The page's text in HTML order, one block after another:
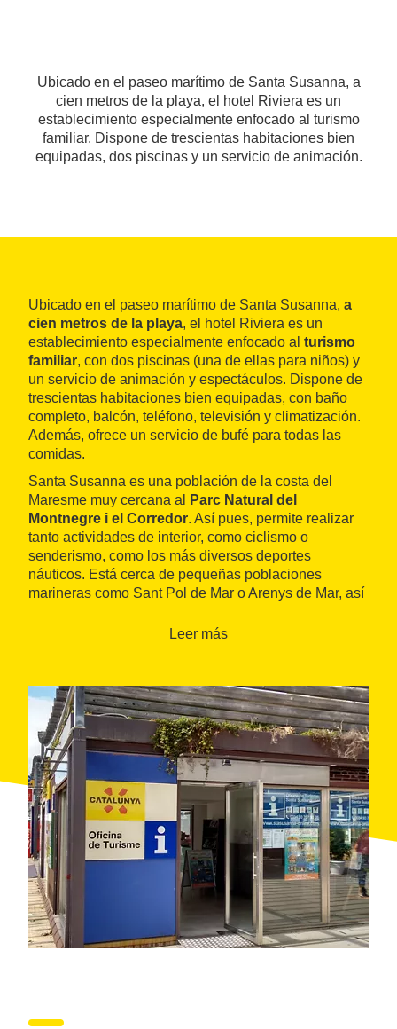
Ubicado en el paseo marítimo de Santa Susanna, a
cien metros de la playa, el hotel Riviera es un
establecimiento especialmente enfocado al turismo
familiar. Dispone de trescientas habitaciones bien
equipadas, dos piscinas y un servicio de animación.
Ubicado en el paseo marítimo de Santa Susanna, a
cien metros de la playa, el hotel Riviera es un
establecimiento especialmente enfocado al turismo
familiar, con dos piscinas (una de ellas para niños) y
un servicio de animación y espectáculos. Dispone de
trescientas habitaciones bien equipadas, con baño
completo, balcón, teléfono, televisión y climatización.
Además, ofrece un servicio de bufé para todas las
comidas.
Santa Susanna es una población de la costa del
Maresme muy cercana al
Parc Natural del
Montnegre i el Corredor. Así pues, permite realizar
tanto actividades de interior, como ciclismo o
senderismo, como los más diversos deportes
náuticos. Está cerca de pequeñas poblaciones
marineras como Sant Pol de Mar o Arenys de Mar, así
ocio, como Lloret de Mar.Leer más